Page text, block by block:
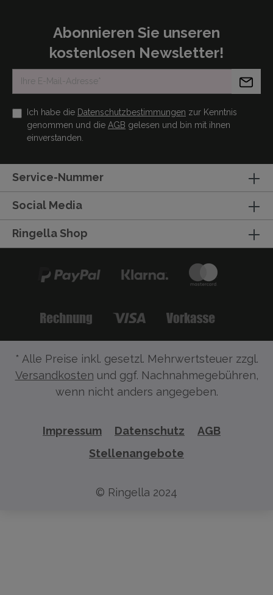
Abonnieren Sie unseren
kostenlosen Newsletter!
Ich habe die Datenschutzbestimmungen zur Kenntnis
genommen und die AGB gelesen und bin mit ihnen
einverstanden.
Service-Nummer
Social Media
Ringella Shop
* Alle Preise inkl. gesetzl. Mehrwertsteuer zzgl.
Versandkosten und ggf. Nachnahmegebühren,
wenn nicht anders angegeben.
Impressum Datenschutz
AGB
Stellenangebote
© Ringella 2024